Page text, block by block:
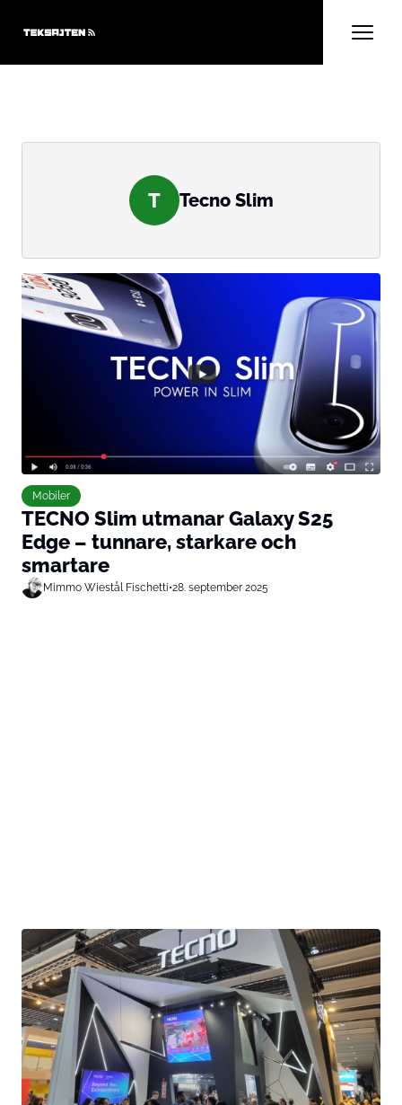
T Tecno Slim
Mobiler
TECNO Slim utmanar Galaxy S25
Edge – tunnare, starkare och
smartare
Mimmo Wiestål Fischetti•28. september 2025